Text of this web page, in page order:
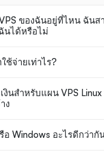
ของฉันอยู่ที่ไหน ฉันส
นได้หรือไม่
ช้จ่ายเท่าไร?
งินสำหรับแผน VPS
ง
อ Windows อะไรดีกว่ากั